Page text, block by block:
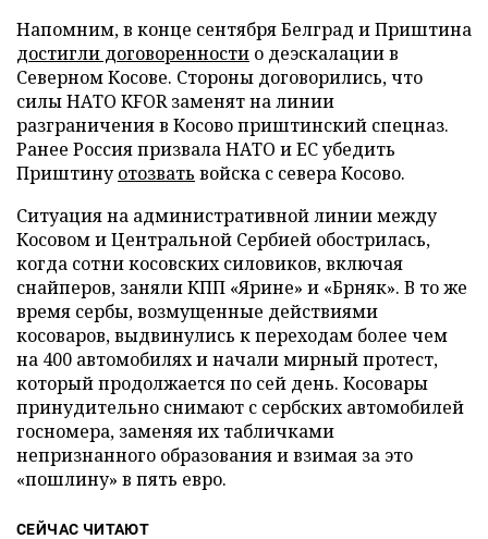
Напомним, в конце сентября Белград и Приштина
достигли договоренности о деэскалации в
Северном Косове. Стороны договорились, что
силы НАТО KFOR заменят на линии
разграничения в Косово приштинский спецназ.
Ранее Россия призвала НАТО и ЕС убедить
Приштинуотозвать войска с севера Косово.
Ситуация на административной линии между
Косовом и Центральной Сербией обострилась,
когда сотни косовских силовиков, включая
снайперов, заняли КПП «Ярине» и «Брняк». В то же
время сербы, возмущенные действиями
косоваров, выдвинулись к переходам более чем
на 400 автомобилях и начали мирный протест,
который продолжается по сей день. Косовары
принудительно снимают с сербских автомобилей
госномера, заменяя их табличками
непризнанного образования и взимая за это
«пошлину» в пять евро.
СЕЙЧАС ЧИТАЮТ